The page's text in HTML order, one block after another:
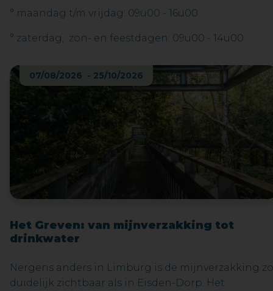
° maandag t/m vrijdag: 09u00 - 16u00
° zaterdag, zon- en feestdagen: 09u00 - 14u00
07/08/2026 - 25/10/2026
Het Greven: van mijnverzakking tot
drinkwater
Nergens anders in Limburg is de mijnverzakking zo
duidelijk zichtbaar als in Eisden-Dorp. Het